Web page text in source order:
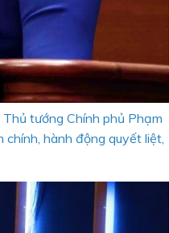
tướng Chính phủ Phạm
hành động quyết liệt,